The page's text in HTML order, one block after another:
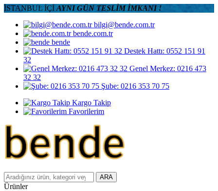
İSTANBUL İÇİ AYNI GÜN TESLİM İMKANI !
bilgi@bende.com.tr
bende.com.tr
bende
Destek Hattı: 0552 151 91
32
Genel Merkez: 0216 473
32 32
Şube: 0216 353 70 75
Kargo Takip
Favorilerim
ARA
Ürünler